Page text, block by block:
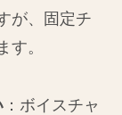
が、固定チ
す。
：ボイスチャ